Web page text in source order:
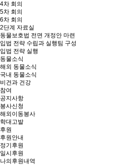
4차 회의
5차 회의
6차 회의
2단계 자료실
동물보호법 전면 개정안 마련
입법 전략 수립과 실행팀 구성
입법 전략 실행
동물소식
해외 동물소식
국내 동물소식
비건과 건강
참여
공지사항
봉사신청
해외이동봉사
학대고발
후원
후원안내
정기후원
일시후원
나의후원내역